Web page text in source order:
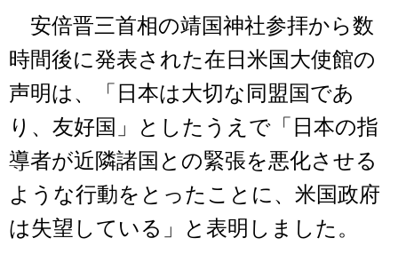
安倍晋三首相の靖国神社参拝から数
時間後に発表された在日米国大使館の
声明は、「日本は大切な同盟国であ
り、友好国」としたうえで「日本の指
導者が近隣諸国との緊張を悪化させる
ような行動をとったことに、米国政府
は失望している」と表明しました。